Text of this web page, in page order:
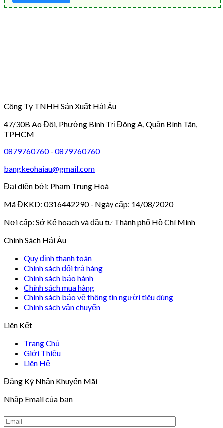
Công Ty TNHH Sản Xuất Hải Âu
47/30B Ao Đôi, Phường Bình Trị Đông A, Quận Bình Tân,
TPHCM
0879760760- 0879760760
bangkeohaiau@gmail.com
Đại diện bởi: Phạm Trung Hoà
Mã ĐKKD: 0316442290 - Ngày cấp: 14/08/2020
Nơi cấp: Sở Kế hoạch và đầu tư Thành phố Hồ Chí Minh
Chính Sách Hải Âu
Quy định thanh toán
Chính sách đổi trả hàng
Chính sách bảo hành
Chính sách mua hàng
Chính sách bảo vệ thông tin người tiêu dùng
Chính sách vận chuyển
Liên Kết
Trang Chủ
Giới Thiệu
Liên Hệ
Đăng Ký Nhận Khuyến Mãi
Nhập Email của bạn